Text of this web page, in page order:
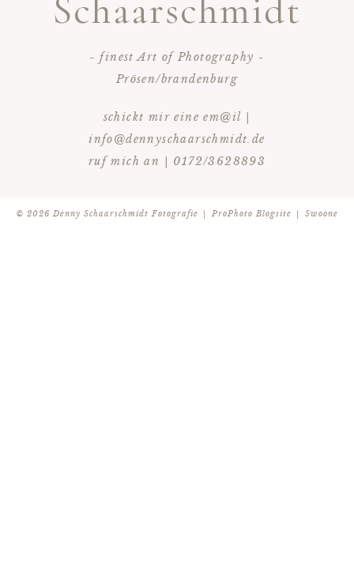
Schaarschmidt
- finest Art of Photography -
Prösen/brandenburg
schickt mir eine em@il |
info@dennyschaarschmidt.de
ruf mich an | 0172/3628893
© 2026 Denny Schaarschmidt Fotografie | ProPhoto Blogsite | Swoone